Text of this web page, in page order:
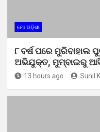
ମୋ ଓଡ଼ିଶା
୮ ବର୍ଷ ପରେ ମୁରିବାହାଲ
ଅଭିଯୁକ୍ତ, ମୁମ୍ବାଇରୁ ଆସି
13 hours ago Sunil